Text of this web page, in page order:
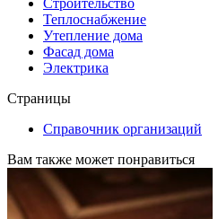
Теплоснабжение
Утепление дома
Фасад дома
Электрика
Страницы
Справочник организаций
Вам также может понравиться